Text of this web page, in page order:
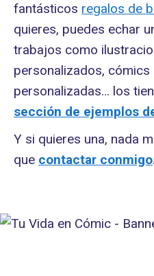
fantásticos regalos de
quieres, puedes echar
trabajos como
personalizados,
personalizadas… los
sección de ejemplos
Y si quieres una, nada
que contactar conmigo.